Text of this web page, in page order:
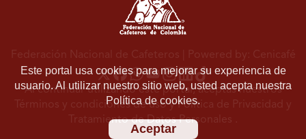
Este portal usa cookies para mejorar su experiencia de
usuario. Al utilizar nuestro sitio web, usted acepta nuestra
Política de cookies.
Aceptar
Federación Nacional de Cafeteros | Powered by: Cenicafé
Al continuar utilizando este portal, aceptas nuestros
Términos y condiciones de usoyPolítica de Privacidad y
Tratamiento de Datos Personales